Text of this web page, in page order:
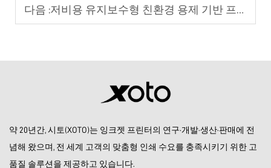
다음 :저비용 유지보수형 친환경 용제 기반 프린터의 특징
약 20년간, 시토(XOTO)는 잉크젯 프린터의 연구·개발·생산·판매에 전
념해 왔으며, 전 세계 고객의 맞춤형 인쇄 수요를 충족시키기 위한 고
품질 솔루션을 제공하고 있습니다.